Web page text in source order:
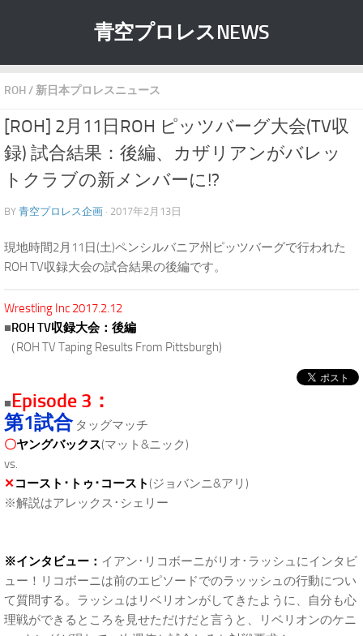
青空プロレスNEWS
ROH/ 新日本プロレスニュース
[ROH] 2月11日ROH ピッツバーグ大会(TV収
録) 試合結果：後編、カザリアンがバレッ
トクラブの新メンバーに!?
BY 青空プロレス企画 · 2017年2月13日
現地時間2月11日(土)ペンシルバニア州ピッツバーグで行われた
ROH TV収録大会の試合結果の後編です。
Wrestling Inc 2017.2.12
■ROH TV収録大会：後編
（ROH TV Taping Results From Pittsburgh)
■Episode 3：
第1試合タッグマッチ
〇ヤングバックス(マット&ニック)
vs.
✕コースト･トゥ･コースト(ジョバンニ&アリ)
※解説はアレックス･シェリー
※インタビュー： イアン･リコボーニがリオ･ラッシュにインタビ
ュー！リコボーニは前のエピソードでのラッッシュの行動につい
て質問する。ラッシュはリベリオンがしてきたように、自分も心
理戦ができるところを見せただけだと言うと、リベリオンのケニ